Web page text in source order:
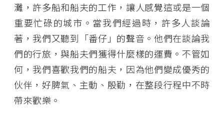
灘，許多船和船夫的工作，讓人感覺這或是一個
重要忙碌的城市。當我們經過時，許多人談論
著，我們又聽到「番仔」的聲音。他們在談論我
們的行旅，與船夫們獲得什麼樣的運費。不管如
何，我們喜歡我們的船夫，因為他們變成優秀的
伙伴，好脾氣、主動、殷勤，在整段行程中不時
帶來歡樂。